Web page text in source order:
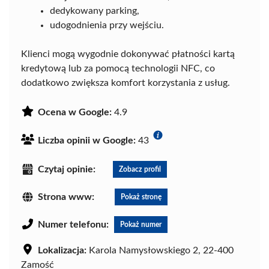
dedykowany parking,
udogodnienia przy wejściu.
Klienci mogą wygodnie dokonywać płatności kartą
kredytową lub za pomocą technologii NFC, co
dodatkowo zwiększa komfort korzystania z usług.
Ocena w Google: 4.9
Liczba opinii w Google: 43
Czytaj opinie: Zobacz profil
Strona www: Pokaż stronę
Numer telefonu: Pokaż numer
Lokalizacja: Karola Namysłowskiego 2, 22-400
Zamość